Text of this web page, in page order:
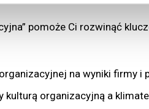
pomoże Ci rozwinąć
na wyniki firmy i
kulturą organizacyjną a